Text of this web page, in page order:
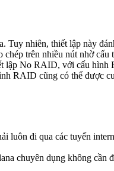
Tuy nhiên, thiết lập này
trên nhiều nút nhờ
No RAID, với cấu hình
RAID cũng có thể được
đi qua các tuyến
chuyên dụng không